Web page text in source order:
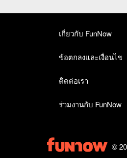
เกี่ยวกับ FunNow
ข้อตกลงและเงื่อนไข
ติดต่อเรา
ร่วมงานกับ FunNow
©